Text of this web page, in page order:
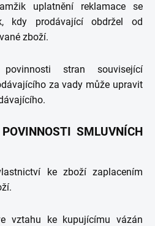
uplatnění reklamace se
kdy prodávající obdržel od
zboží.
stran související
za vady může upravit
SMLUVNÍCH
ke zboží zaplacením
vztahu ke kupujícímu vázán